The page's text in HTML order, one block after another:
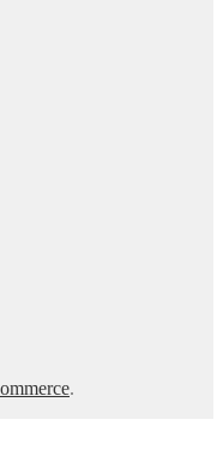
.